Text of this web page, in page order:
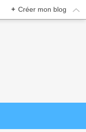
+ Créer mon blog